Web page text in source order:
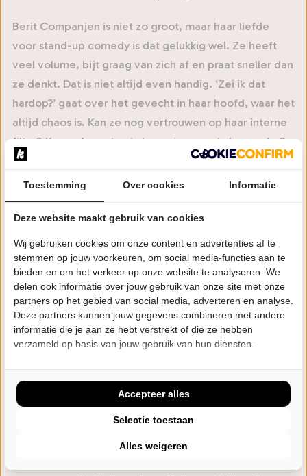
Berit Companjen is niet zo groot, maar haar liefde
voor stand-up comedy is dat gelukkig wel. Ze heeft
veel volume, bijt graag van zich af en praat sneller dan
ze denkt. Dat is niet altijd even handig. ‘Zei ik dat
hardop?’ gaat over het gevecht in haar hoofd, waar het
altijd chaos is. Kan ze nog vertrouwen op haar interne
filter? Kan ze berusten in haar nieuwe rol als moeder?
Kan ze ooit ontspannen, terwijl ze het beste gedijt bij
onrust? Gelukkig voor haar is er altijd die
humoristische kijk op het leven en onovertroffen
zelfspot die geen antwoord op vragen geeft, maar wel
een lach op de mond tovert.
Berit (spreek uit: Brit) is sinds jaar en dag een vaste
waarde in Comedy Club Haug. Afgelopen seizoenen
zorgde ze samen met Silvester Zwaneveld voor
avonden vol “aanstekelijke energie” (Theaterkrant)
met ‘Hij zei/Zij zei’, een voorstelling waarin een man
bombarie proberen te beslechten. Nu gaat ze solo het
gevecht met zichzelf aan en trekt ze het land in met
scherpe observaties en haar innemende
persoonlijkheid. Zuidwester op, want er wacht een
Toestemming Over cookies Informatie
Deze website maakt gebruik van cookies
Wij gebruiken cookies om onze content en advertenties af te
stemmen op jouw voorkeuren, om social media-functies aan te
bieden en om het verkeer op onze website te analyseren. We
delen ook informatie over jouw gebruik van onze site met onze
partners op het gebied van social media, adverteren en analyse.
Deze partners kunnen jouw gegevens combineren met andere
informatie die je aan ze hebt verstrekt of die ze hebben
verzameld op basis van jouw gebruik van hun diensten.
Alles weigeren
Selectie toestaan
Accepteer alles